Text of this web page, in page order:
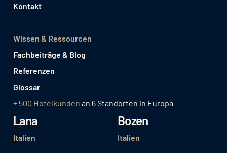
Kontakt
Wissen & Ressourcen
Fachbeiträge & Blog
Referenzen
Glossar
+ 500 Hotelkunden an 6 Standorten in Europa
Lana
Italien
Bozen
Italien